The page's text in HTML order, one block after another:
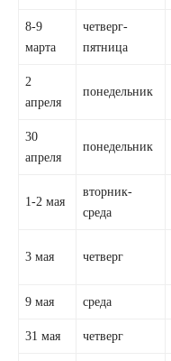
8-9
марта
четверг-
пятница
2
апреля
понедельник
30
апреля
понедельник
1-2 мая
вторник-
среда
3 мая четверг
9 мая среда
31 мая четверг